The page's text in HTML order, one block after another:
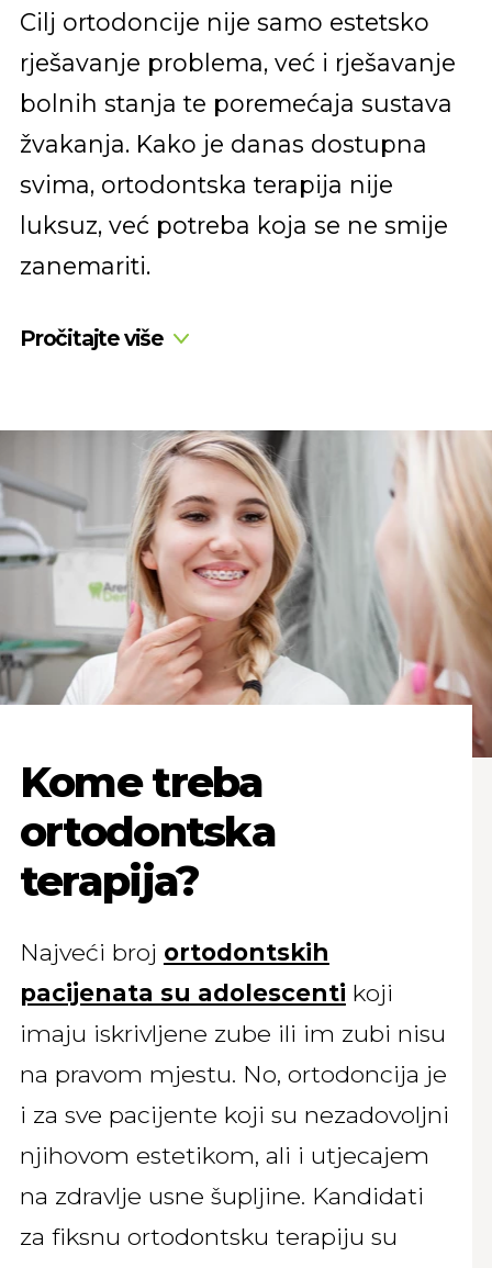
Cilj ortodoncije nije samo estetsko
rješavanje problema, već i rješavanje
bolnih stanja te poremećaja sustava
žvakanja. Kako je danas dostupna
svima, ortodontska terapija nije
luksuz, već potreba koja se ne smije
zanemariti.
Pročitajte više
Kome treba
ortodontska
terapija?
Najveći broj ortodontskih
pacijenata su adolescenti koji
imaju iskrivljene zube ili im zubi nisu
na pravom mjestu. No, ortodoncija je
i za sve pacijente koji su nezadovoljni
njihovom estetikom, ali i utjecajem
na zdravlje usne šupljine. Kandidati
za fiksnu ortodontsku terapiju su